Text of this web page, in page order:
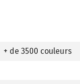
+ de 3500 couleurs